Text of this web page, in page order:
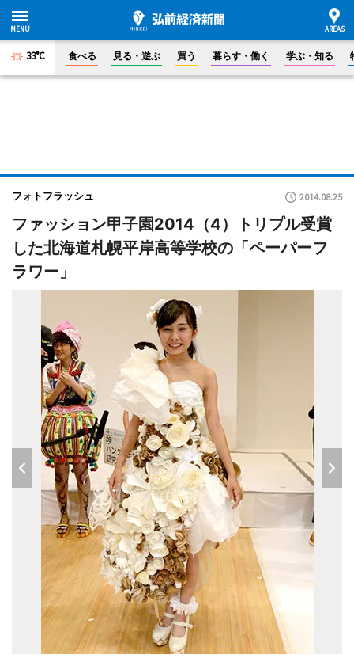
33°C 食べる 見る・遊ぶ 買う 暮らす・働く 学ぶ・知る
フォトフラッシュ 2014.08.25
ファッション甲子園2014（4）トリプル受賞
した北海道札幌平岸高等学校の「ペーパーフ
ラワー」